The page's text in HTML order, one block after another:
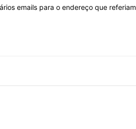
emails para o endereço que referiam